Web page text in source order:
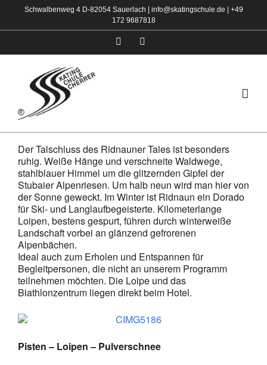
Schwalbenweg 4 D-82054 Sauerlach | info@skatingschule.de
+49
172 9687818
Facebook
Der Talschluss des Ridnauner Tales ist besonders
ruhig. Weiße Hänge und verschneite Waldwege,
stahlblauer Himmel um die glitzernden Gipfel der
Stubaier Alpenriesen. Um halb neun wird man hier von
der Sonne geweckt. Im Winter ist Ridnaun ein Dorado
für Ski- und Langlaufbegeisterte. Kilometerlange
Loipen, bestens gespurt, führen durch winterweiße
Landschaft vorbei an glänzend gefrorenen
Alpenbächen.
Ideal auch zum Erholen und Entspannen für
Begleitpersonen, die nicht an unserem Programm
teilnehmen möchten. Die Loipe und das
Biathlonzentrum liegen direkt beim Hotel.
Pisten – Loipen – Pulverschnee